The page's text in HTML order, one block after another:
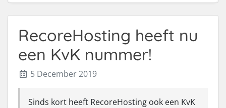
RecoreHosting heeft nu
een KvK nummer!
5 December 2019
Sinds kort heeft RecoreHosting ook een KvK